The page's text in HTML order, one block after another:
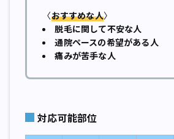
〈おすすめな人〉
脱毛に関して不安な人
通院ペースの希望がある人
痛みが苦手な人
対応可能部位